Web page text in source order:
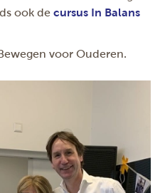
ook de cursus In Balans
voor Ouderen.